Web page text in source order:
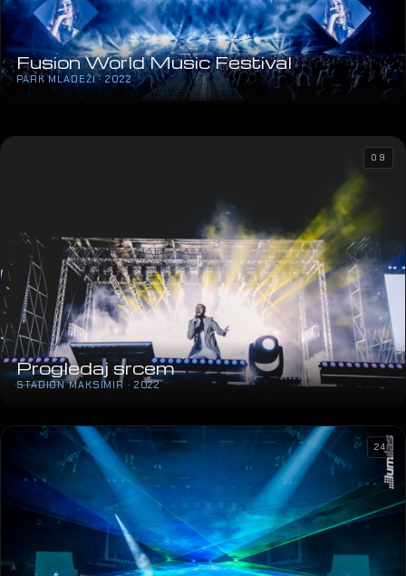
Fusion World Music Festival
PARK MLADEŽI · 2022
Progledaj srcem
STADION MAKSIMIR · 2022
09
24